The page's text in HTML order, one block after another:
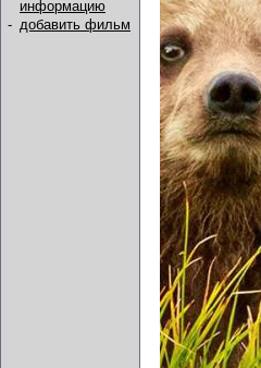
информацию
- добавить фильм